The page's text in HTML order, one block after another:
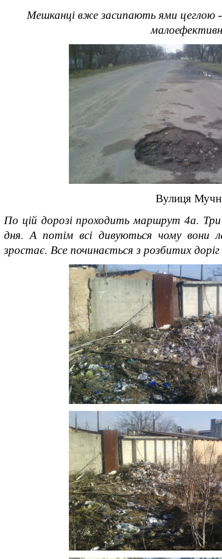
Мешканці вже засипають ями цеглою
Вулиця
По цій дорозі проходить маршрут 4а.
дня. А потім всі дивуються чому вони
зростає. Все починається з розбитих доріг